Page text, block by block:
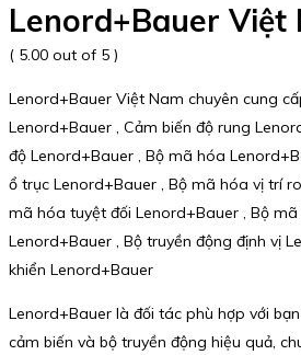
Lenord+Bauer Việt
( 5.00 out of 5 )
Lenord+Bauer Việt Nam chuyên cung
Lenord+Bauer , Cảm biến độ rung
độ Lenord+Bauer , Bộ mã hóa
ổ trục Lenord+Bauer , Bộ mã hóa vị trí
mã hóa tuyệt đối Lenord+Bauer , Bộ
Lenord+Bauer , Bộ truyền động định vị
khiển Lenord+Bauer
Lenord+Bauer là đối tác phù hợp với
cảm biến và bộ truyền động hiệu quả,